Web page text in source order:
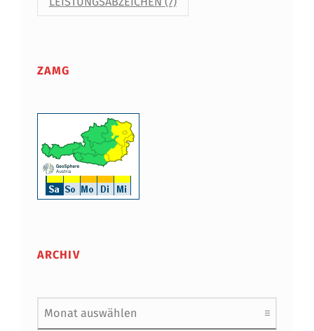
ZAMG
ARCHIV
Archiv